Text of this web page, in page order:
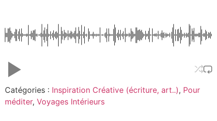
Catégories : Inspiration Créative (écriture, art..), Pour
méditer, Voyages Intérieurs